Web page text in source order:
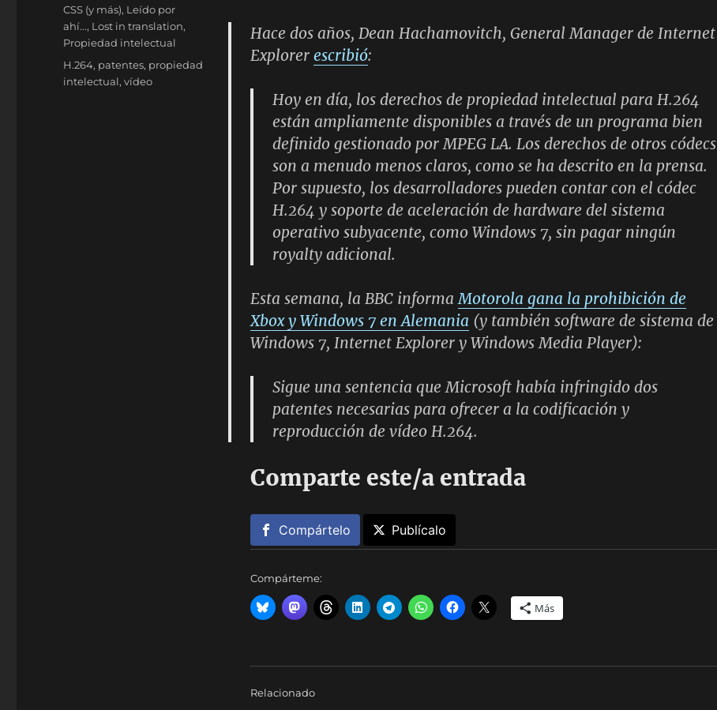
Hace dos años, Dean Hachamovitch, General Manager de Internet
Explorer escribió:
Hoy en día, los derechos de propiedad intelectual para H.264
están ampliamente disponibles a través de un programa bien
definido gestionado por MPEG LA. Los derechos de otros códecs
son a menudo menos claros, como se ha descrito en la prensa.
Por supuesto, los desarrolladores pueden contar con el códec
H.264 y soporte de aceleración de hardware del sistema
operativo subyacente, como Windows 7, sin pagar ningún
royalty adicional.
Esta semana, la BBC informaMotorola gana la prohibición de
Xbox y Windows 7 en Alemania (y también software de sistema de
Windows 7, Internet Explorer y Windows Media Player):
Sigue una sentencia que Microsoft había infringido dos
patentes necesarias para ofrecer a la codificación y
reproducción de vídeo H.264.
Comparte este/a entrada
Compártelo Publícalo
Compárteme:
Más
Relacionado
el
Categorías
CSS (y más), Leído por
ahí..., Lost in translation,
Propiedad intelectual
Etiquetas
H.264, patentes, propiedad
intelectual,vídeo